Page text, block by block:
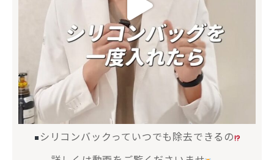
シリコンバックっていつでも除去できるの